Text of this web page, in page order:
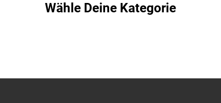
Wähle Deine Kategorie